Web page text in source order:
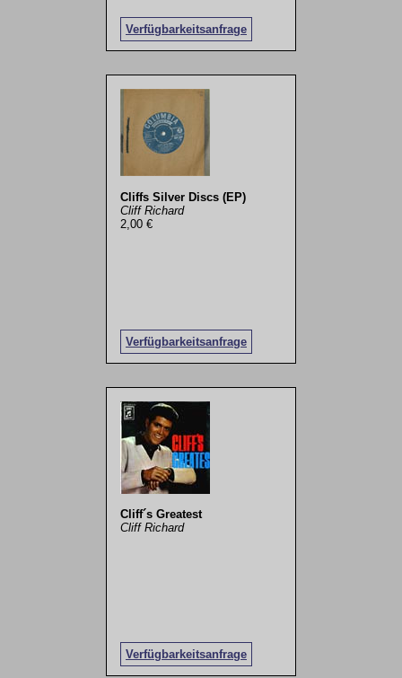
Verfügbarkeitsanfrage
Cliffs Silver Discs (EP)
Cliff Richard
2,00 €
Verfügbarkeitsanfrage
Cliff´s Greatest
Cliff Richard
Verfügbarkeitsanfrage